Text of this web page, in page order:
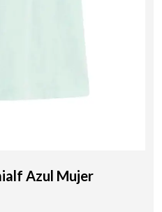
Azul Mujer